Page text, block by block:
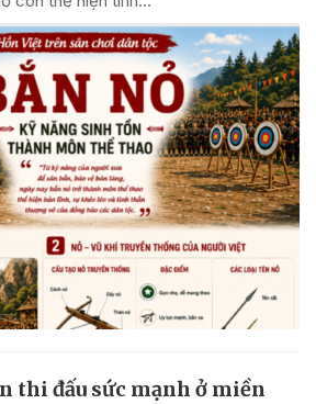
thi đấu sức mạnh ở miền